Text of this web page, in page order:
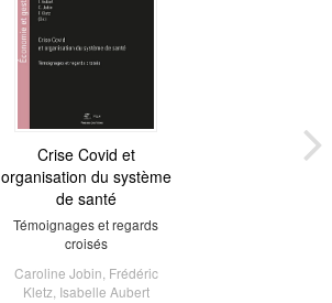
Crise Covid et
organisation du système
de santé
Témoignages et regards
croisés
Caroline Jobin Frédéric
Kletz Isabelle Aubert